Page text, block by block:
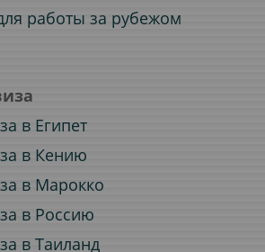
работы за рубежом
в Египет
в Кению
в Марокко
в Россию
в Таиланд